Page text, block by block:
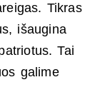
Tikras
išaugina
Tai
galime